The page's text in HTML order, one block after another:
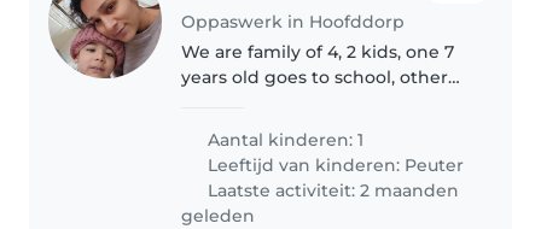
Oppaswerk in Hoofddorp
We are family of 4, 2 kids, one 7
years old goes to school, other
who is 3 years old.
Aantal kinderen: 1
Leeftijd van kinderen: Peuter
Laatste activiteit: 2 maanden
geleden